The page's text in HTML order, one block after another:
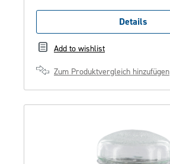
Details
Add to wishlist
Zum Produktvergleich hinzufügen